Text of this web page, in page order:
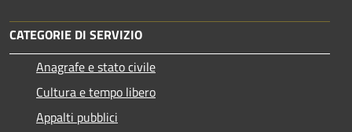
CATEGORIE DI SERVIZIO
Anagrafe e stato civile
Cultura e tempo libero
Appalti pubblici